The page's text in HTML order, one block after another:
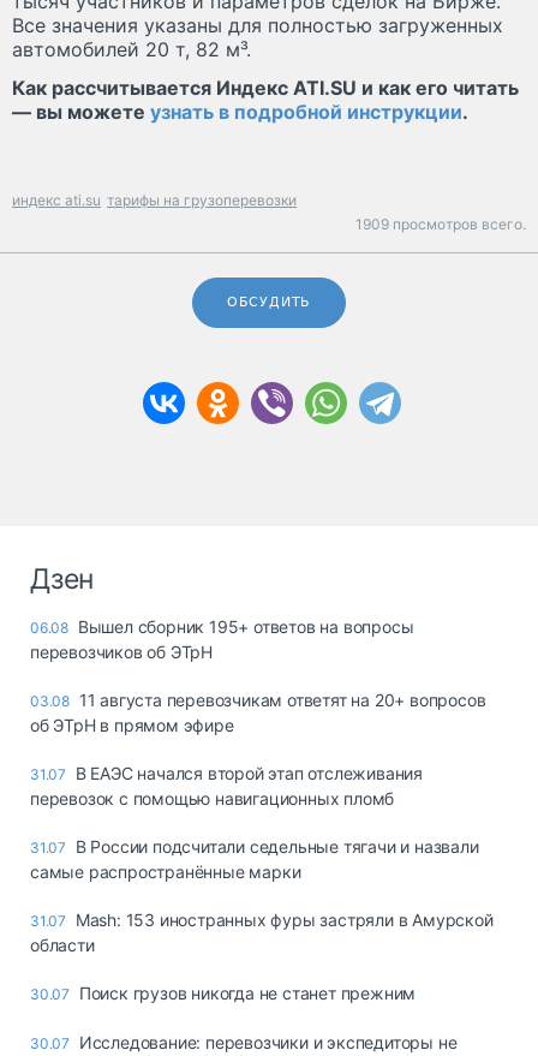
Все значения указаны для полностью загруженных
автомобилей 20 т, 82 м³.
Как рассчитывается Индекс ATI.SU и как его читать
— вы можете узнать в подробной инструкции.
индекс ati.su тарифы на грузоперевозки
1909 просмотров всего.
ОБСУДИТЬ
Дзен
06.08 Вышел сборник 195+ ответов на вопросы
перевозчиков об ЭТрН
03.08 11 августа перевозчикам ответят на 20+ вопросов
об ЭТрН в прямом эфире
31.07
В ЕАЭС начался второй этап отслеживания
перевозок с помощью навигационных пломб
31.07
В России подсчитали седельные тягачи и назвали
самые распространённые марки
31.07
Mash: 153 иностранных фуры застряли в Амурской
области
30.07 Поиск грузов никогда не станет прежним
30.07
Исследование: перевозчики и экспедиторы не